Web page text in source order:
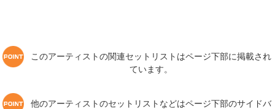
このアーティストの関連セットリストはページ下部に掲載され
ています。
他のアーティストのセットリストなどはページ下部のサイドバ